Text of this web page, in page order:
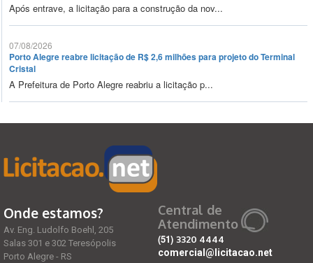
Após entrave, a licitação para a construção da nov...
07/08/2026
Porto Alegre reabre licitação de R$ 2,6 milhões para projeto do Terminal
Cristal
A Prefeitura de Porto Alegre reabriu a licitação p...
Onde estamos?
Av. Eng. Ludolfo Boehl, 205
Salas 301 e 302 Teresópolis
Porto Alegre - RS
Central de
Atendimento
(51) 3320 4444
comercial@licitacao.net